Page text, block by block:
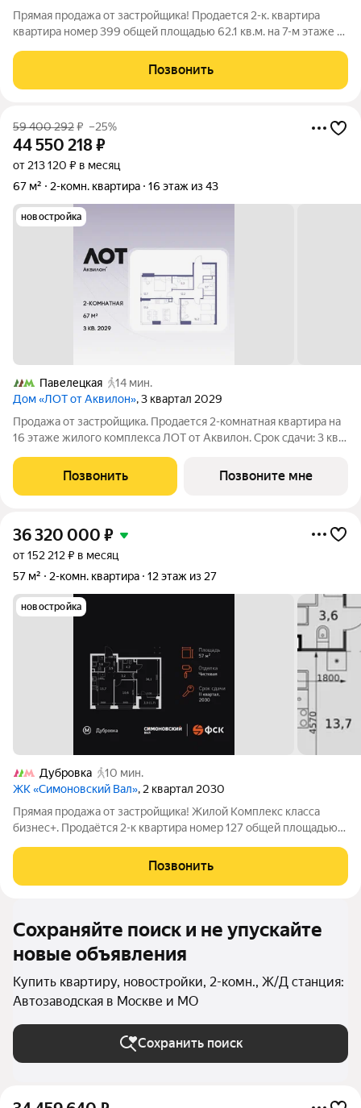
Прямая продажа от застройщика! Продается 2-к. квартира
квартира номер 399 общей площадью 62.1 кв.м. на 7-м этаже 21
класса Пейв от девелопера FORMA. Метро Павелецкая в
пешей доступности,
Позвонить
59 400 292₽ –25%
44 550 218₽
от 213 120 ₽ в месяц
67 м²
2-комн. квартира 16 этаж из 43
новостройка
Павелецкая
14 мин.
Дом «ЛОТ от Аквилон», 3 квартал 2029
Продажа от застройщика. Продается 2-комнатная квартира на
16 этаже жилого комплекса ЛОТ от Аквилон. Срок сдачи: 3 кв.
концепции Responsive Environment. Его пространство не
статично, оно
Позвонить Позвоните мне
36 320 000 ₽
от 152 212 ₽ в месяц
57 м²
2-комн. квартира 12 этаж из 27
новостройка
Дубровка
10 мин.
ЖК «Симоновский Вал», 2 квартал 2030
Прямая продажа от застройщика! Жилой Комплекс класса
бизнес+. Продаётся 2-к квартира номер 127 общей площадью
Мастер-зона с санузлом и гардеробной. Всё для вашего
комфорта и удобства,
Позвонить
Сохраняйте поиск и не упускайте
новые объявления
Купить квартиру, новостройки, 2-комн., Ж/Д станция:
Автозаводская в Москве и МО
Сохранить поиск